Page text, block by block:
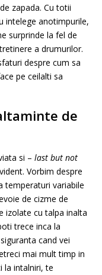
zapada. Cu totii
intelege anotimpurile,
surprinde la fel de
a drumurilor.
despre cum sa
pe ceilalti sa
de
si – last but not
Vorbim despre
temperaturi variabile
de cizme de
izolate cu talpa inalta
trece inca la
cand vei
mai mult timp in
la intalniri, te